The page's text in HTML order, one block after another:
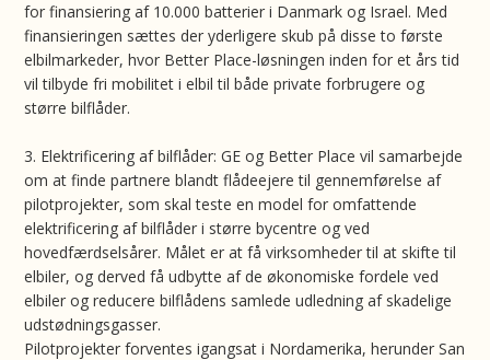
for finansiering af 10.000 batterier i Danmark og Israel. Med
finansieringen sættes der yderligere skub på disse to første
elbilmarkeder, hvor Better Place-løsningen inden for et års tid
vil tilbyde fri mobilitet i elbil til både private forbrugere og
større bilflåder.
3. Elektrificering af bilflåder: GE og Better Place vil samarbejde
om at finde partnere blandt flådeejere til gennemførelse af
pilotprojekter, som skal teste en model for omfattende
elektrificering af bilflåder i større bycentre og ved
hovedfærdselsårer. Målet er at få virksomheder til at skifte til
elbiler, og derved få udbytte af de økonomiske fordele ved
elbiler og reducere bilflådens samlede udledning af skadelige
udstødningsgasser.
Pilotprojekter forventes igangsat i Nordamerika, herunder San